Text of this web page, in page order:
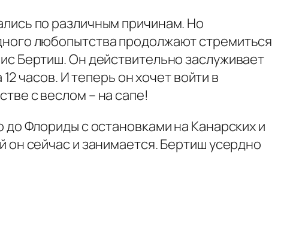
по различным причинам. Но
любопытства продолжают стремиться
Бертиш. Он действительно заслуживает
часов. И теперь он хочет войти в
с веслом – на сапе!
Флориды с остановками на Канарских и
он сейчас и занимается. Бертиш усердно